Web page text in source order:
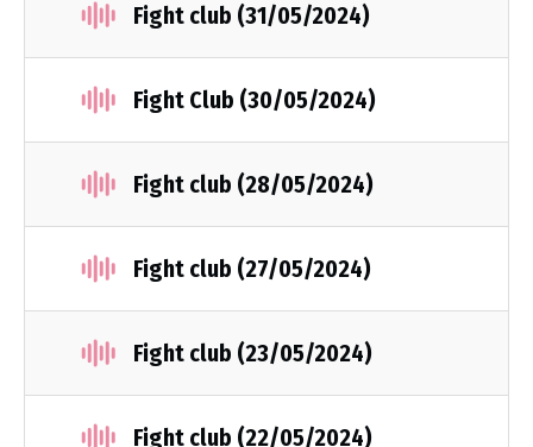
Fight club (31/05/2024)
Fight Club (30/05/2024)
Fight club (28/05/2024)
Fight club (27/05/2024)
Fight club (23/05/2024)
Fight club (22/05/2024)